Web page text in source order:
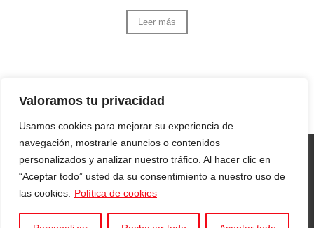
Valoramos tu privacidad
Usamos cookies para mejorar su experiencia de
navegación, mostrarle anuncios o contenidos
personalizados y analizar nuestro tráfico. Al hacer clic en
“Aceptar todo” usted da su consentimiento a nuestro uso de
las cookies.
Política de cookies
Leer más